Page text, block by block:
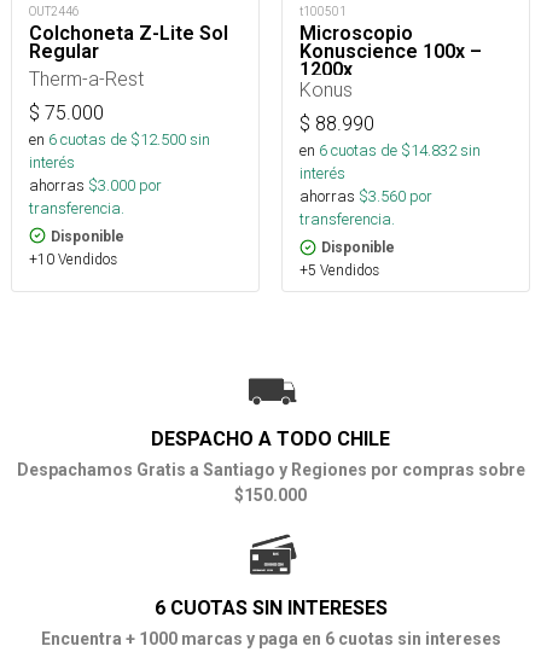
OUT2446
Colchoneta Z-Lite Sol
Regular
Therm-a-Rest
$ 75.000
en 6cuotas de $12.500sin
interés
ahorras $3.000 por
transferencia.
Disponible
+10 Vendidos
t100501
Microscopio
Konuscience 100x –
1200x
Konus
$ 88.990
en 6cuotas de $14.832sin
interés
ahorras $3.560 por
transferencia.
Disponible
+5 Vendidos
DESPACHO A TODO CHILE
Despachamos Gratis a Santiago y Regiones por compras sobre
$150.000
6 CUOTAS SIN INTERESES
Encuentra + 1000 marcas y paga en 6 cuotas sin intereses